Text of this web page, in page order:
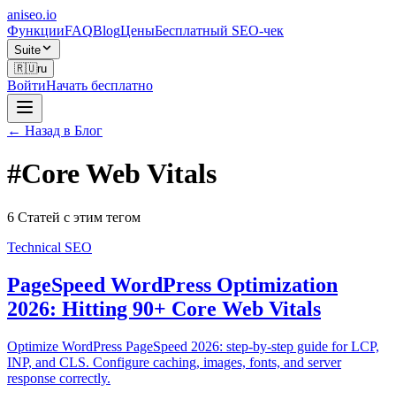
aniseo.io
ФункцииFAQBlogЦеныБесплатный SEO-чек
Suite
🇷🇺ru
ВойтиНачать бесплатно
← Назад в Блог
#Core Web Vitals
6 Статей с этим тегом
Technical SEO
PageSpeed WordPress Optimization
2026: Hitting 90+ Core Web Vitals
Optimize WordPress PageSpeed 2026: step-by-step guide for LCP,
INP, and CLS. Configure caching, images, fonts, and server
response correctly.